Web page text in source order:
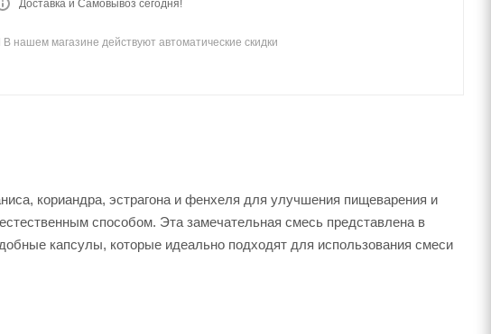
Доставка и Самовывоз сегодня!
В нашем магазине действуют автоматические скидки
кориандра, эстрагона и фенхеля для улучшения пищеварения и
способом. Эта замечательная смесь представлена в
капсулы, которые идеально подходят для использования смеси